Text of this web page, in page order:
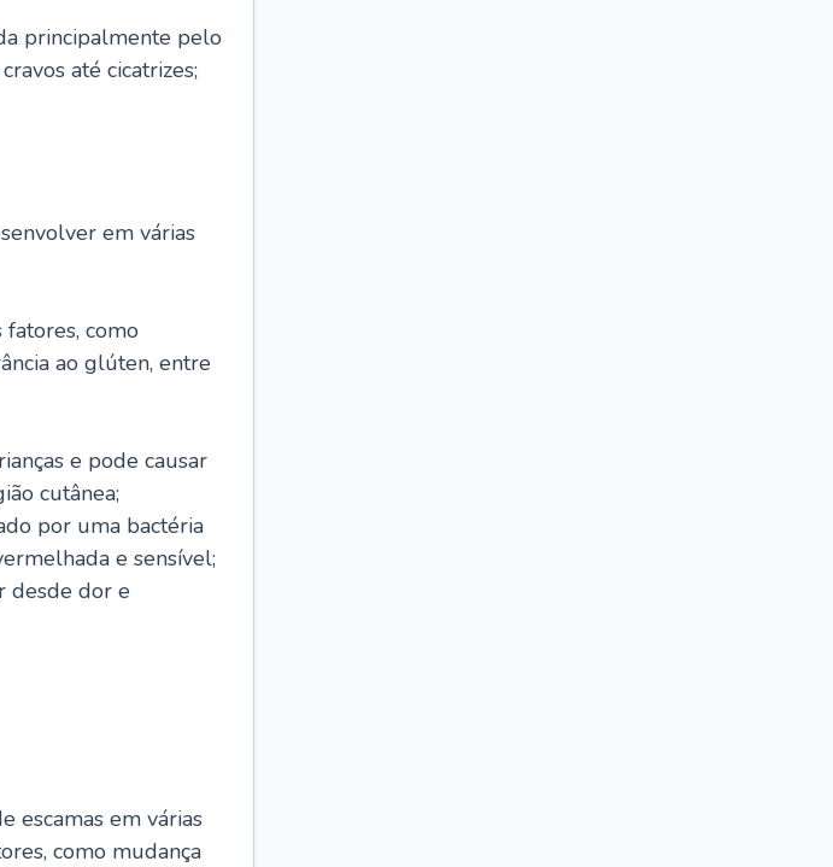
principalmente pelo
até cicatrizes;
em várias
como
ao glúten, entre
e pode causar
cutânea;
por uma bactéria
e sensível;
desde dor e
escamas em várias
como mudança